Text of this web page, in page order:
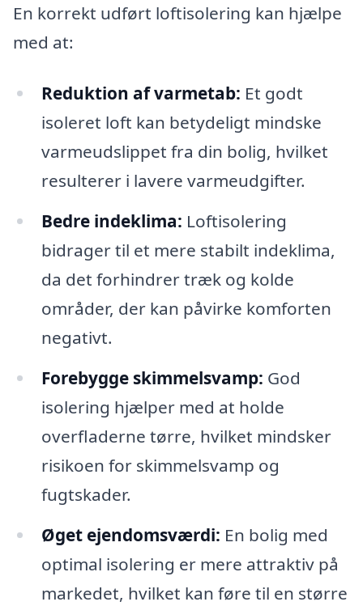
En korrekt udført loftisolering kan hjælpe
med at:
Reduktion af varmetab: Et godt
isoleret loft kan betydeligt mindske
varmeudslippet fra din bolig, hvilket
resulterer i lavere varmeudgifter.
Bedre indeklima: Loftisolering
bidrager til et mere stabilt indeklima,
da det forhindrer træk og kolde
områder, der kan påvirke komforten
negativt.
Forebygge skimmelsvamp: God
isolering hjælper med at holde
overfladerne tørre, hvilket mindsker
risikoen for skimmelsvamp og
fugtskader.
Øget ejendomsværdi: En bolig med
optimal isolering er mere attraktiv på
markedet, hvilket kan føre til en større